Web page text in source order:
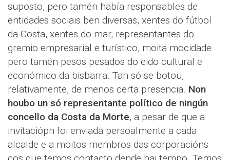
suposto, pero tamén había responsables de
entidades sociais ben diversas, xentes do fútbol
da Costa, xentes do mar, representantes do
gremio empresarial e turístico, moita mocidade
pero tamén pesos pesados do eido cultural e
económico da bisbarra. Tan só se botou,
relativamente, de menos certa presencia. Non
houbo un só representante político de ningún
concello da Costa da Morte, a pesar de que a
invitaciópn foi enviada persoalmente a cada
alcalde e a moitos membros das corporacións